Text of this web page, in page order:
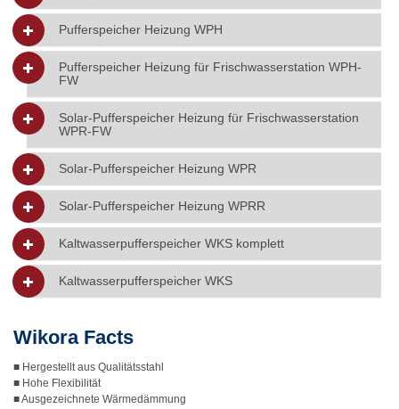
Pufferspeicher Heizung WPH
Pufferspeicher Heizung für Frischwasserstation WPH-
FW
Solar-Pufferspeicher Heizung für Frischwasserstation
WPR-FW
Solar-Pufferspeicher Heizung WPR
Solar-Pufferspeicher Heizung WPRR
Kaltwasserpufferspeicher WKS komplett
Kaltwasserpufferspeicher WKS
Wikora Facts
■ Hergestellt aus Qualitätsstahl
■ Hohe Flexibilität
■ Ausgezeichnete Wärmedämmung